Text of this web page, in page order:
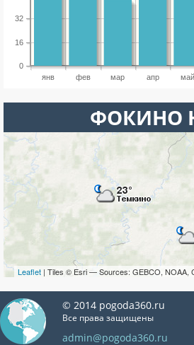
янв фев мар апр май
0
16
32
ФОКИНО
Leaflet | Tiles © Esri — Sources: GEBCO, NOAA,
© 2014 pogoda360.ru
Все права защищены
admin@pogoda360.ru